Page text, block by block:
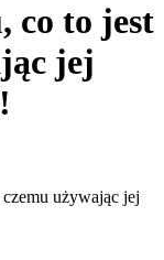
co to jest
jej
używając jej